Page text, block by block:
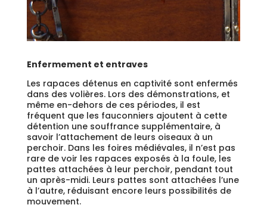
Enfermement et entraves
Les rapaces détenus en captivité sont enfermés
dans des volières. Lors des démonstrations, et
même en-dehors de ces périodes, il est
fréquent que les fauconniers ajoutent à cette
détention une souffrance supplémentaire, à
savoir l’attachement de leurs oiseaux à un
perchoir. Dans les foires médiévales, il n’est pas
rare de voir les rapaces exposés à la foule, les
pattes attachées à leur perchoir, pendant tout
un après-midi. Leurs pattes sont attachées l’une
à l’autre, réduisant encore leurs possibilités de
mouvement.